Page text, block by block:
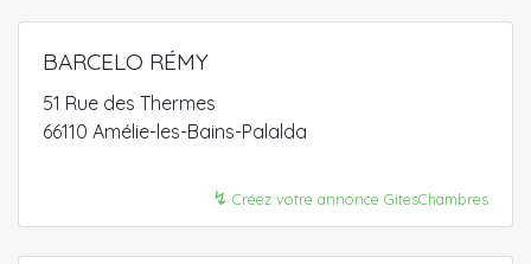
BARCELO RÉMY
51 Rue des Thermes
66110 Amélie-les-Bains-Palalda
↯ Créez votre annonce GitesChambres